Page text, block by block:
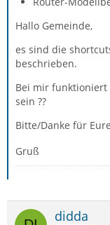
Hallo Gemeinde,
es sind die
beschrieben.
Bei mir funktioniert
sein ??
Bitte/Danke für
Gruß
didda